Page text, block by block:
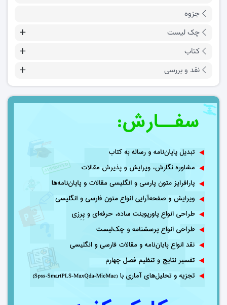
جزوه
چک لیست
کتاب
نقد و بررسی